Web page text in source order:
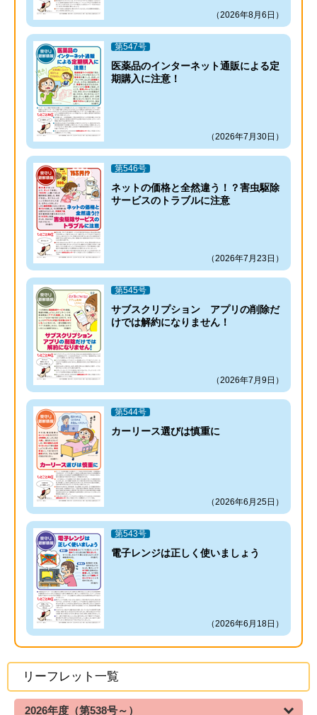
（2026年8月6日）
第547号
医薬品のインターネット通販による定
期購入に注意！
（2026年7月30日）
第546号
ネットの価格と全然違う！？害虫駆除
サービスのトラブルに注意
（2026年7月23日）
第545号
サブスクリプション アプリの削除だ
けでは解約になりません！
（2026年7月9日）
第544号
カーリース選びは慎重に
（2026年6月25日）
第543号
電子レンジは正しく使いましょう
（2026年6月18日）
リーフレット一覧
2026年度（第538号～）